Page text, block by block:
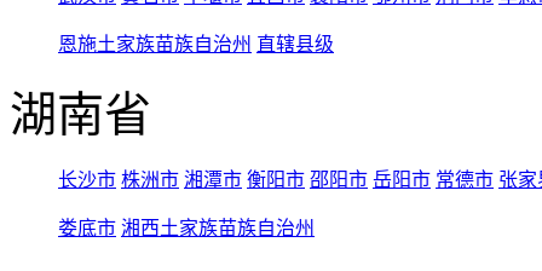
恩施土家族苗族自治州 直辖县级
湖南省
长沙市 株洲市 湘潭市 衡阳市 邵阳市 岳阳市 常德市 张家
娄底市 湘西土家族苗族自治州